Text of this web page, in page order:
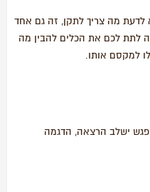
לדעת מה צריך לתקן, זה גם אחד
לתת לכם את הכלים להבין מה
למקסם אותו.
ישלב הרצאה, הדגמה